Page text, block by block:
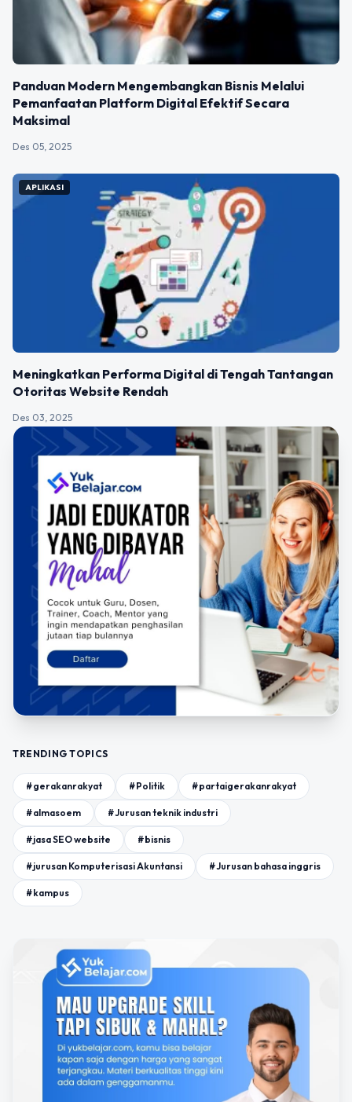
Panduan Modern Mengembangkan Bisnis Melalui
Pemanfaatan Platform Digital Efektif Secara
Maksimal
Des 05, 2025
APLIKASI
Meningkatkan Performa Digital di Tengah Tantangan
Otoritas Website Rendah
Des 03, 2025
TRENDING TOPICS
#gerakanrakyat #Politik #partaigerakanrakyat
#almasoem #Jurusan teknik industri
#jasa SEO website #bisnis
#jurusan Komputerisasi Akuntansi #Jurusan bahasa inggris
#kampus